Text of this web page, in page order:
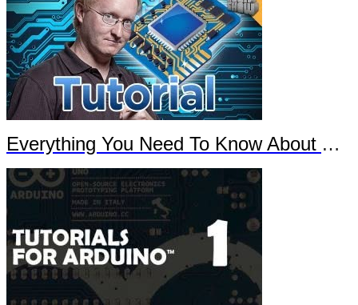
Everything You Need To Know About Arduino